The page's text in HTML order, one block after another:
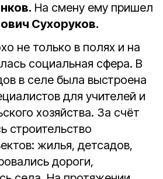
На смену ему пришел
Сухоруков.
не только в полях и на
социальная сфера. В
в селе была выстроена
для учителей и
хозяйства. За счёт
строительство
жилья, детсадов,
дороги,